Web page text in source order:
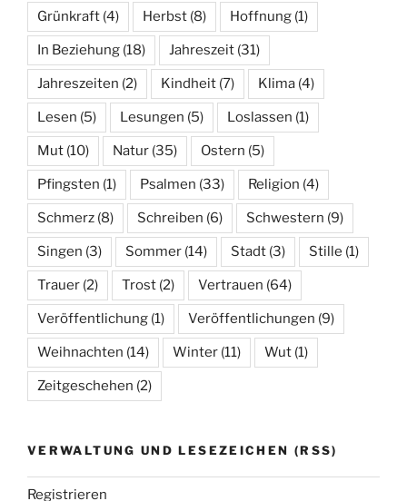
Grünkraft (4) Herbst (8) Hoffnung (1)
In Beziehung (18) Jahreszeit (31)
Jahreszeiten (2) Kindheit (7) Klima (4)
Lesen (5) Lesungen (5) Loslassen (1)
Mut (10) Natur (35) Ostern (5)
Pfingsten (1) Psalmen (33) Religion (4)
Schmerz (8) Schreiben (6) Schwestern (9)
Singen (3) Sommer (14) Stadt (3) Stille (1)
Trauer (2) Trost (2) Vertrauen (64)
Veröffentlichung (1) Veröffentlichungen (9)
Weihnachten (14) Winter (11) Wut (1)
Zeitgeschehen (2)
VERWALTUNG UND LESEZEICHEN (RSS)
Registrieren